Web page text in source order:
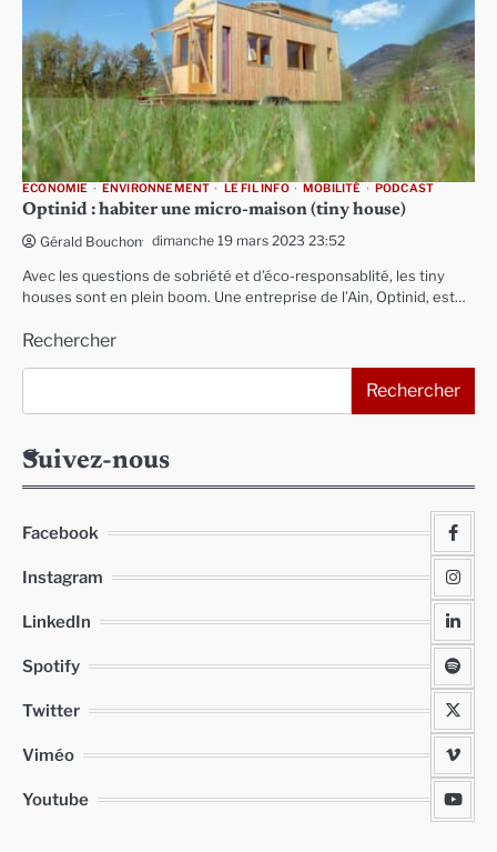
ECONOMIE ENVIRONNEMENT LE FIL INFO MOBILITÉ PODCAST
Optinid : habiter une micro-maison (tiny house)
Gérald Bouchon dimanche 19 mars 2023 23:52
Avec les questions de sobriété et d’éco-responsablité, les tiny
houses sont en plein boom. Une entreprise de l’Ain, Optinid, est…
Rechercher
Rechercher
Suivez-nous
Facebook
Instagram
LinkedIn
Spotify
Twitter
Viméo
Youtube